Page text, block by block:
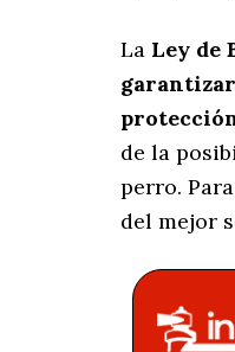
La Ley de
de la
perro.
del mejor